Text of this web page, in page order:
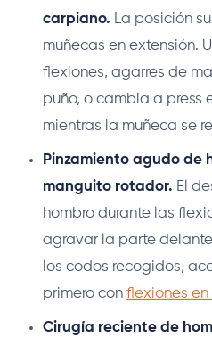
carpiano. La posición
muñecas en extensión.
flexiones, agarres de
puño, o cambia a press
mientras la muñeca se
Pinzamiento agudo de
manguito rotador. El
hombro durante las
agravar la parte
los codos recogidos,
primero con flexiones
Cirugía reciente de